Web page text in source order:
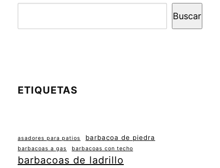
Buscar
ETIQUETAS
asadores para patios barbacoa de piedra
barbacoas a gas barbacoas con techo
barbacoas de ladrillo